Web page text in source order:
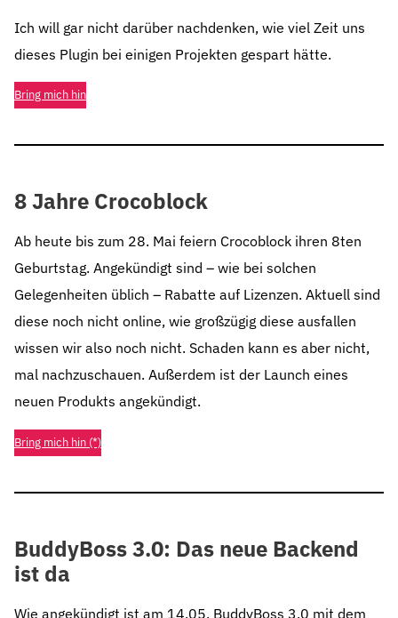
Ich will gar nicht darüber nachdenken, wie viel Zeit uns
dieses Plugin bei einigen Projekten gespart hätte.
Bring mich hin
8 Jahre Crocoblock
Ab heute bis zum 28. Mai feiern Crocoblock ihren 8ten
Geburtstag. Angekündigt sind – wie bei solchen
Gelegenheiten üblich – Rabatte auf Lizenzen. Aktuell sind
diese noch nicht online, wie großzügig diese ausfallen
wissen wir also noch nicht. Schaden kann es aber nicht,
mal nachzuschauen. Außerdem ist der Launch eines
neuen Produkts angekündigt.
Bring mich hin (*)
BuddyBoss 3.0: Das neue Backend
ist da
Wie angekündigt ist am 14.05. BuddyBoss 3.0 mit dem